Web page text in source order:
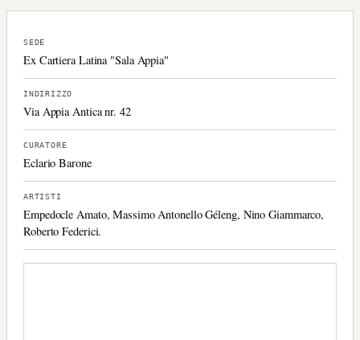
SEDE
Ex Cartiera Latina "Sala Appia"
INDIRIZZO
Via Appia Antica nr. 42
CURATORE
Eclario Barone
ARTISTI
Empedocle Amato, Massimo Antonello Géleng, Nino Giammarco,
Roberto Federici.